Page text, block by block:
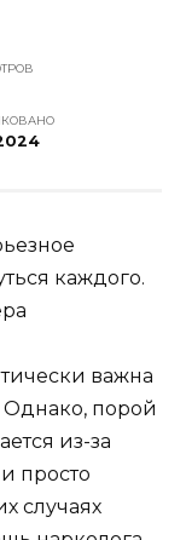
каждого.
важна
порой
из-за
просто
случаях